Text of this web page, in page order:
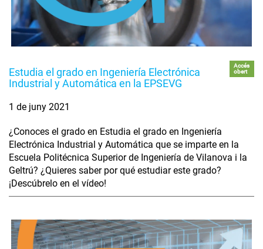
Estudia el grado en Ingeniería Electrónica
Industrial y Automática en la EPSEVG
Accés
obert
1 de juny 2021
¿Conoces el grado en Estudia el grado en Ingeniería
Electrónica Industrial y Automática que se imparte en la
Escuela Politécnica Superior de Ingeniería de Vilanova i la
Geltrú? ¿Quieres saber por qué estudiar este grado?
¡Descúbrelo en el vídeo!